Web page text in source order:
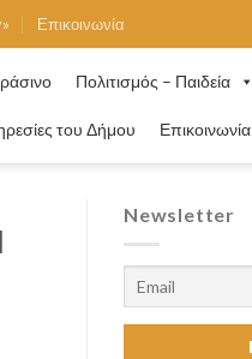
Επικοινωνία
Πολιτισμός – Παιδεία
του Δήμου Επικοινωνία
Newsletter